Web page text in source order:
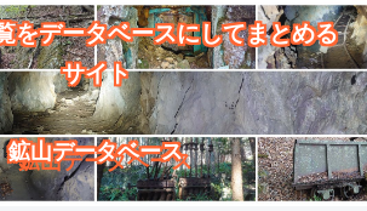
をデータベースにしてまとめる
サイト
鉱山データベース